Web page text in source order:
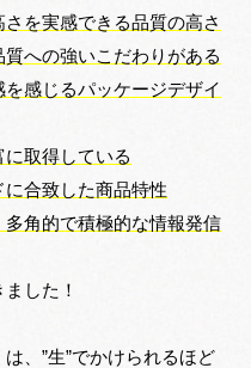
を実感できる品質の高さ
への強いこだわりがある
感じるパッケージデザイ
に取得している
に合致した商品特性
多角的で積極的な情報発信
した！
、”生”でかけられるほど